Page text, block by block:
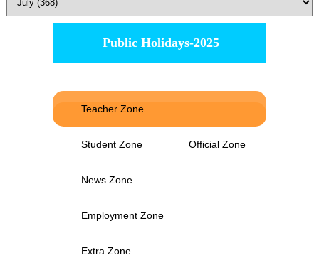
Public Holidays-2025
Teacher Zone
Student Zone Official Zone
News Zone
Employment Zone
Extra Zone